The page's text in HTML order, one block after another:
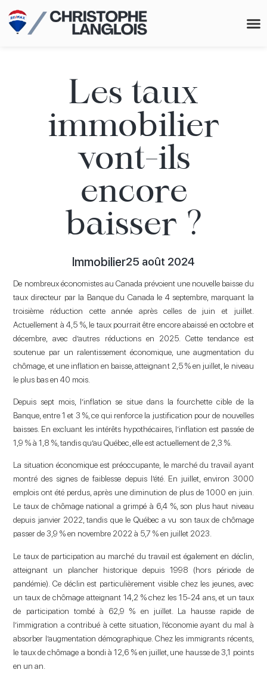
Les taux
immobilier
vont-ils
encore
baisser ?
Immobilier25 août 2024
De nombreux économistes au Canada prévoient une nouvelle baisse du
taux directeur par la Banque du Canada le 4 septembre, marquant la
troisième réduction cette année après celles de juin et juillet.
Actuellement à 4,5 %, le taux pourrait être encore abaissé en octobre et
décembre, avec d’autres réductions en 2025. Cette tendance est
soutenue par un ralentissement économique, une augmentation du
chômage, et une inflation en baisse, atteignant 2,5 % en juillet, le niveau
le plus bas en 40 mois.
Depuis sept mois, l’inflation se situe dans la fourchette cible de la
Banque, entre 1 et 3 %, ce qui renforce la justification pour de nouvelles
baisses. En excluant les intérêts hypothécaires, l’inflation est passée de
1,9 % à 1,8 %, tandis qu’au Québec, elle est actuellement de 2,3 %.
La situation économique est préoccupante, le marché du travail ayant
montré des signes de faiblesse depuis l’été. En juillet, environ 3000
emplois ont été perdus, après une diminution de plus de 1000 en juin.
Le taux de chômage national a grimpé à 6,4 %, son plus haut niveau
depuis janvier 2022, tandis que le Québec a vu son taux de chômage
passer de 3,9 % en novembre 2022 à 5,7 % en juillet 2023.
Le taux de participation au marché du travail est également en déclin,
atteignant un plancher historique depuis 1998 (hors période de
pandémie). Ce déclin est particulièrement visible chez les jeunes, avec
un taux de chômage atteignant 14,2 % chez les 15-24 ans, et un taux
de participation tombé à 62,9 % en juillet. La hausse rapide de
l’immigration a contribué à cette situation, l’économie ayant du mal à
absorber l’augmentation démographique. Chez les immigrants récents,
le taux de chômage a bondi à 12,6 % en juillet, une hausse de 3,1 points
en un an.